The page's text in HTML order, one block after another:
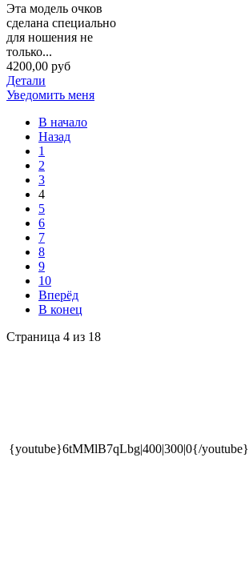
Эта модель очков
сделана специально
для ношения не
только...
4200,00 руб
Детали
Уведомить меня
В начало
Назад
1
2
3
4
5
6
7
8
9
10
Вперёд
В конец
Страница 4 из 18
{youtube}6tMMlB7qLbg|400|300|0{/youtube}